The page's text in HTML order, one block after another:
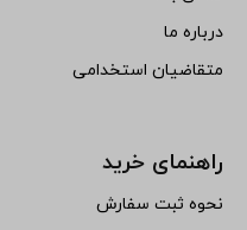
درباره ما
متقاضیان استخدامی
راهنمای خرید
نحوه ثبت سفارش